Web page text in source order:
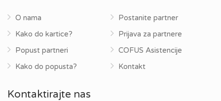
O nama
Kako do kartice?
Popust partneri
Kako do popusta?
Postanite partner
Prijava za partnere
COFUS Asistencije
Kontakt
Kontaktirajte nas